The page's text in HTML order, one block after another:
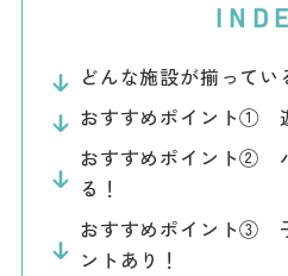
どんな施設が揃ってい
おすすめポイント①
おすすめポイント②
る！
おすすめポイント③
ントあり！